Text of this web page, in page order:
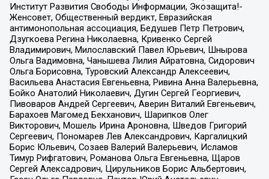
Институт Развития Свободы Информации, Экозащита!-
Женсовет, Общественный вердикт, Евразийская
антимонопольная ассоциация, Бедушев Петр Петрович,
Дзугкоева Регина Николаевна, Кривенко Сергей
Владимирович, Милославский Павел Юрьевич, Шнырова
Ольга Вадимовна, Чанышева Лилия Айратовна, Сидорович
Ольга Борисовна, Туровский Александр Алексеевич,
Васильева Анастасия Евгеньевна, Ривина Анна Валерьевна,
Бойко Анатолий Николаевич, Дугин Сергей Георгиевич,
Пивоваров Андрей Сергеевич, Аверин Виталий Евгеньевич,
Барахоев Магомед Бекханович, Шарипков Олег
Викторович, Мошель Ирина Ароновна, Шведов Григорий
Сергеевич, Пономарев Лев Александрович, Каргалицкий
Борис Юльевич, Созаев Валерий Валерьевич, Исламов
Тимур Рифгатович, Романова Ольга Евгеньевна, Щаров
Сергей Алексадрович, Цирульников Борис Альбертович,